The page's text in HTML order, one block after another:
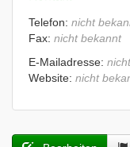
Telefon: nicht
Fax: nicht bekannt
E-Mailadresse:
Website: nicht